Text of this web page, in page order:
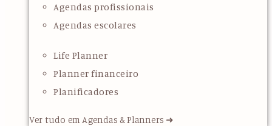
Agendas profissionais
Agendas escolares
Life Planner
Planner financeiro
Planificadores
Ver tudo em Agendas & Planners ➜